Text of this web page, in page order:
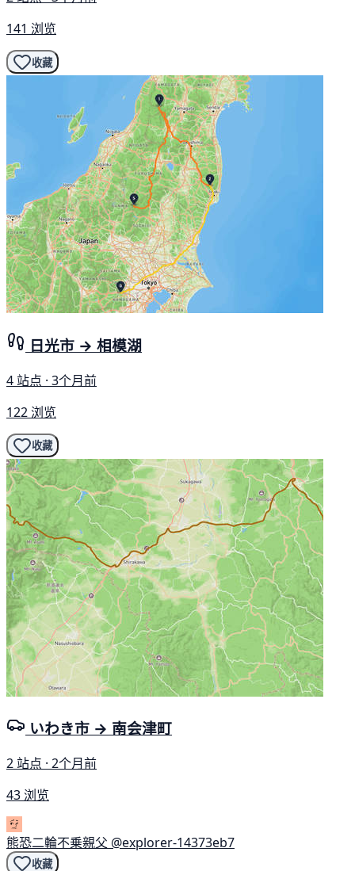
141 浏览
收藏
日光市 → 相模湖
4 站点 · 3个月前
122 浏览
收藏
いわき市 → 南会津町
2 站点 · 2个月前
43 浏览
熊恐二輪不乗親父 @explorer-14373eb7
收藏